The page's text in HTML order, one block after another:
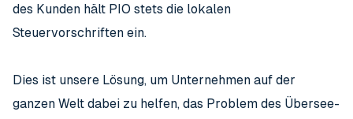
des Kunden hält PIO stets die lokalen
Steuervorschriften ein.
Dies ist unsere Lösung, um Unternehmen auf der
ganzen Welt dabei zu helfen, das Problem des Übersee-